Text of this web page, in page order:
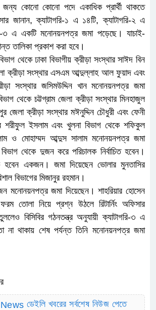
কোনো কোনো পদে একাধিক প্রার্থী থাকতে
জানান, ক্যাটাগরি-১ এ ১৪টি, ক্যাটাগরি-২ এ
৩ এ একটি মনোনয়নপত্র জমা পড়েছে। যাচাই-
তালিকা প্রকাশ করা হবে।
থেকে ঢাকা বিভাগীয় ক্রীড়া সংস্থার সাঈদ বিন
ক্রীড়া সংস্থার এসএম আব্দুল্লাহ আল ফুয়াদ এবং
সংস্থার জসিমউদ্দিন খান মনোনয়নপত্র জমা
থেকে চট্টগ্রাম জেলা ক্রীড়া সংস্থার মিনহাজুল
জেলা ক্রীড়া সংস্থার মঈনুদ্দিন চৌধুরী এবং ফেনী
শরীফুল ইসলাম এবং খুলনা বিভাগ থেকে শফিকুল
ও মোহাম্মদ আব্দুস সালাম মনোনয়নপত্র জমা
থেকে দুজন করে পরিচালক নির্বাচিত হবেন।
হবেন একজন। জমা দিয়েছেন ভোলার মুনতাসির
বিভাগের মিজানুর রহমান।
মনোনয়নপত্র জমা দিয়েছেন। শাহরিয়ার হোসেন
তোলা নিয়ে প্রশ্ন উঠলে রিটার্নিং অফিসার
বিসিবির গঠনতন্ত্র অনুযায়ী ক্যাটাগরি-৩ এ
না থাকায় শেষ পর্যন্ত তিনি মনোনয়নপত্র জমা
ডেইলি খবরের সর্বশেষ নিউজ পেতে